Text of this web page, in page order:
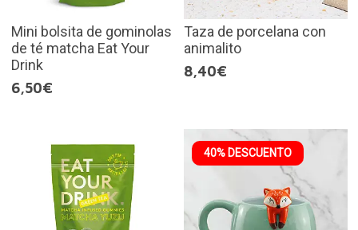
Mini bolsita de gominolas
de té matcha Eat Your
Drink
6,50€
Taza de porcelana con
animalito
8,40€
40% DESCUENTO